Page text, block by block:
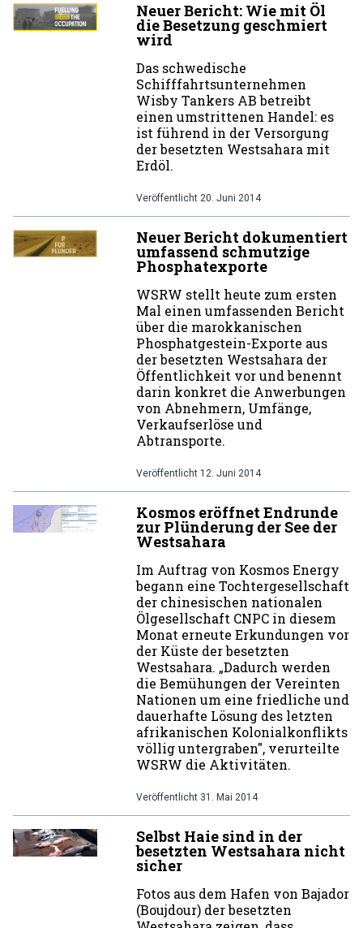
Neuer Bericht: Wie mit Öl
die Besetzung geschmiert
wird
Das schwedische
Schifffahrtsunternehmen
Wisby Tankers AB betreibt
einen umstrittenen Handel: es
ist führend in der Versorgung
der besetzten Westsahara mit
Erdöl.
Veröffentlicht 20. Juni 2014
Neuer Bericht dokumentiert
umfassend schmutzige
Phosphatexporte
WSRW stellt heute zum ersten
Mal einen umfassenden Bericht
über die marokkanischen
Phosphatgestein-Exporte aus
der besetzten Westsahara der
Öffentlichkeit vor und benennt
darin konkret die Anwerbungen
von Abnehmern, Umfänge,
Verkaufserlöse und
Abtransporte.
Veröffentlicht 12. Juni 2014
Kosmos eröffnet Endrunde
zur Plünderung der See der
Westsahara
Im Auftrag von Kosmos Energy
begann eine Tochtergesellschaft
der chinesischen nationalen
Ölgesellschaft CNPC in diesem
Monat erneute Erkundungen vor
der Küste der besetzten
Westsahara. „Dadurch werden
die Bemühungen der Vereinten
Nationen um eine friedliche und
dauerhafte Lösung des letzten
afrikanischen Kolonialkonflikts
völlig untergraben", verurteilte
WSRW die Aktivitäten.
Veröffentlicht 31. Mai 2014
Selbst Haie sind in der
besetzten Westsahara nicht
sicher
Fotos aus dem Hafen von Bajador
(Boujdour) der besetzten